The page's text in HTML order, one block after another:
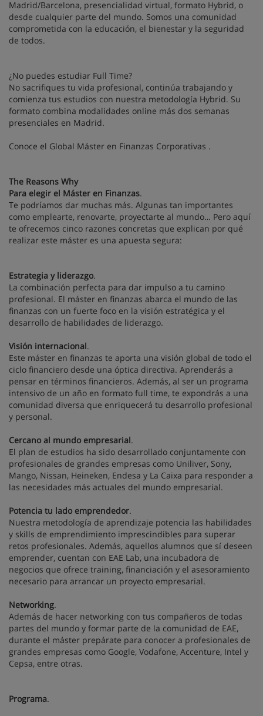
Madrid/Barcelona, presencialidad virtual, formato Hybrid, o
desde cualquier parte del mundo. Somos una comunidad
comprometida con la educación, el bienestar y la seguridad
de todos.
¿No puedes estudiar Full Time?
No sacrifiques tu vida profesional, continúa trabajando y
comienza tus estudios con nuestra metodología Hybrid. Su
formato combina modalidades online más dos semanas
presenciales en Madrid.
Conoce el Global Máster en Finanzas Corporativas .
The Reasons Why
Para elegir el Máster en Finanzas.
Te podríamos dar muchas más. Algunas tan importantes
como emplearte, renovarte, proyectarte al mundo… Pero aquí
te ofrecemos cinco razones concretas que explican por qué
realizar este máster es una apuesta segura:
Estrategia y liderazgo.
La combinación perfecta para dar impulso a tu camino
profesional. El máster en finanzas abarca el mundo de las
finanzas con un fuerte foco en la visión estratégica y el
desarrollo de habilidades de liderazgo.
Visión internacional.
Este máster en finanzas te aporta una visión global de todo el
ciclo financiero desde una óptica directiva. Aprenderás a
pensar en términos financieros. Además, al ser un programa
intensivo de un año en formato full time, te expondrás a una
comunidad diversa que enriquecerá tu desarrollo profesional
y personal.
Cercano al mundo empresarial.
El plan de estudios ha sido desarrollado conjuntamente con
profesionales de grandes empresas como Uniliver, Sony,
Mango, Nissan, Heineken, Endesa y La Caixa para responder a
las necesidades más actuales del mundo empresarial.
Potencia tu lado emprendedor.
Nuestra metodología de aprendizaje potencia las habilidades
y skills de emprendimiento imprescindibles para superar
retos profesionales. Además, aquellos alumnos que sí deseen
emprender, cuentan con EAE Lab, una incubadora de
negocios que ofrece training, financiación y el asesoramiento
necesario para arrancar un proyecto empresarial.
Networking.
Además de hacer networking con tus compañeros de todas
partes del mundo y formar parte de la comunidad de EAE,
durante el máster prepárate para conocer a profesionales de
grandes empresas como Google, Vodafone, Accenture, Intel y
Cepsa, entre otras.
Programa.